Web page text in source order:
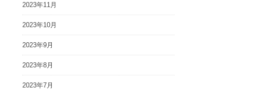
2023年11月
2023年10月
2023年9月
2023年8月
2023年7月